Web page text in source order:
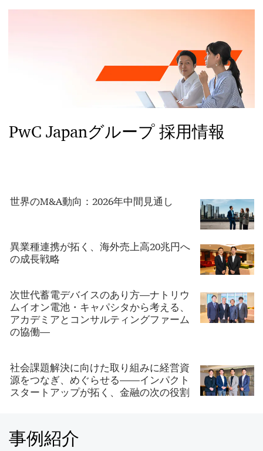
PwC Japanグループ 採用情報
世界のM&A動向：2026年中間見通し
異業種連携が拓く、海外売上高20兆円へ
の成長戦略
次世代蓄電デバイスのあり方―ナトリウ
ムイオン電池・キャパシタから考える、
アカデミアとコンサルティングファーム
の協働―
社会課題解決に向けた取り組みに経営資
源をつなぎ、めぐらせる――インパクト
スタートアップが拓く、金融の次の役割
事例紹介